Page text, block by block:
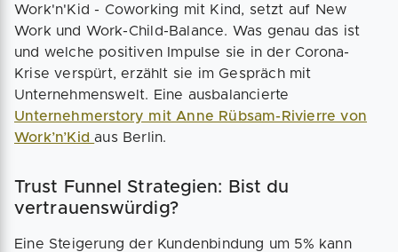
Work'n'Kid - Coworking mit Kind, setzt auf New
Work und Work-Child-Balance. Was genau das ist
und welche positiven Impulse sie in der Corona-
Krise verspürt, erzählt sie im Gespräch mit
Unternehmenswelt. Eine ausbalancierte
Unternehmerstory mit Anne Rübsam-Rivierre von
Work’n’Kidaus Berlin.
Trust Funnel Strategien: Bist du
vertrauenswürdig?
Eine Steigerung der Kundenbindung um 5% kann